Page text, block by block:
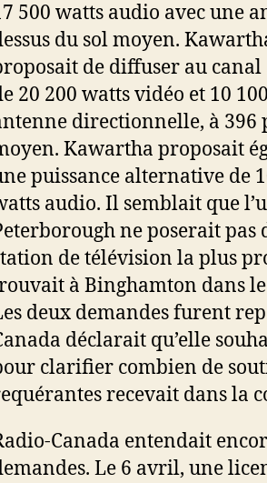
500 watts audio avec une
du sol moyen.
de diffuser au canal
20 200 watts vidéo et 10
directionnelle, à 396
Kawartha proposait
puissance alternative de
audio. Il semblait que
ne poserait pas
de télévision la plus
à Binghamton dans le
deux demandes furent
déclarait qu’elle
clarifier combien de
recevait dans la
Canada entendait
Le 6 avril, une